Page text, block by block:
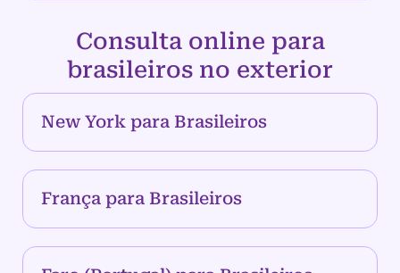
Consulta online para
brasileiros no exterior
New York para Brasileiros
França para Brasileiros